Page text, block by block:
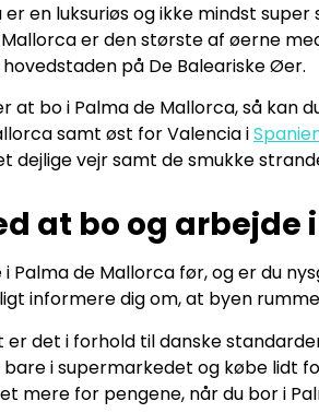
en luksuriøs og ikke mindst
er den største af øerne
på De Baleariske Øer.
at bo i Palma de Mallorca, så kan
samt øst for Valencia i
dejlige vejr samt de smukke
at bo og arbejde
Palma de Mallorca før, og er du
informere dig om, at byen
det i forhold til danske
i supermarkedet og købe lidt
mere for pengene, når du bor i